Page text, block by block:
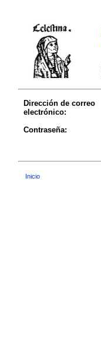
Dirección de correo
electrónico:
Contraseña:
Inicio